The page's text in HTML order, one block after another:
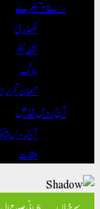
رائے و تبصرے
لکھاری
نقطہ نظر
بلاگ
مہمان
آج روس خاص
آج روس
ملقات